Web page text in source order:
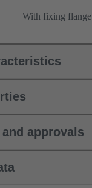
With fixing flange
approvals